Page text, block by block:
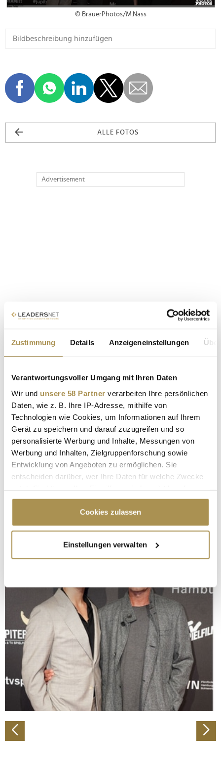
Zustimmung Details Anzeigeneinstellungen
Verantwortungsvoller Umgang mit Ihren Daten
Wir und unsere 58 Partner verarbeiten Ihre persönlichen
Daten, wie z. B. Ihre IP-Adresse, mithilfe von
Technologien wie Cookies, um Informationen auf Ihrem
Gerät zu speichern und darauf zuzugreifen und so
personalisierte Werbung und Inhalte, Messungen von
Werbung und Inhalten, Zielgruppenforschung sowie
Entwicklung von Angeboten zu ermöglichen. Sie
entscheiden darüber, wer Ihre Daten für welche Zwecke
Cookie-Erklärung oder durch Klicken auf das Privacy
Trigger Symbol ändern oder widerrufen
Informationen über Ihre geografische Lage
erfassen, welche bis auf einige Meter genau sein
bestimmten Merkmalen (Fingerprinting) identifizieren
Erfahren Sie mehr darüber, wie Ihre persönlichen Daten
verarbeitet werden, und legen Sie Ihre Präferenzen im
Abschnitt Einzelheiten
fest.
Wir verwenden Cookies, um Inhalte und Anzeigen zu
personalisieren, Funktionen für soziale Medien anbieten
zu können und die Zugriffe auf unsere Website zu
analysieren. Außerdem geben wir Informationen zu Ihrer
Verwendung unserer Website an unsere Partner für
Partner führen diese Informationen möglicherweise mit
weiteren Daten zusammen, die Sie ihnen bereitgestellt
Cookies zulassen
Einstellungen verwalten
© BrauerPhotos/M.Nass
ALLE FOTOS
Advertisement